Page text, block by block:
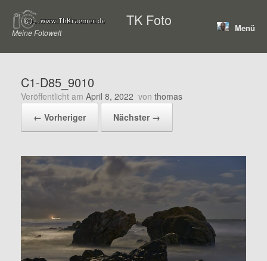
Inhalt
springen
TK Foto
Meine Fotowelt Menü
C1-D85_9010
Veröffentlicht am April 8, 2022 von thomas
← Vorheriger
Nächster →